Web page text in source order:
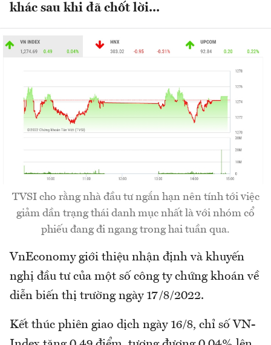
khác sau khi đã chốt lời...
TVSI cho rằng nhà đầu tư ngắn hạn nên tính tới việc
giảm dần trạng thái danh mục nhất là với nhóm cổ
phiếu đang đi ngang trong hai tuần qua.
VnEconomy giới thiệu nhận định và khuyến
nghị đầu tư của một số công ty chứng khoán về
diễn biến thị trường ngày 17/8/2022.
Kết thúc phiên giao dịch ngày 16/8, chỉ số VN-